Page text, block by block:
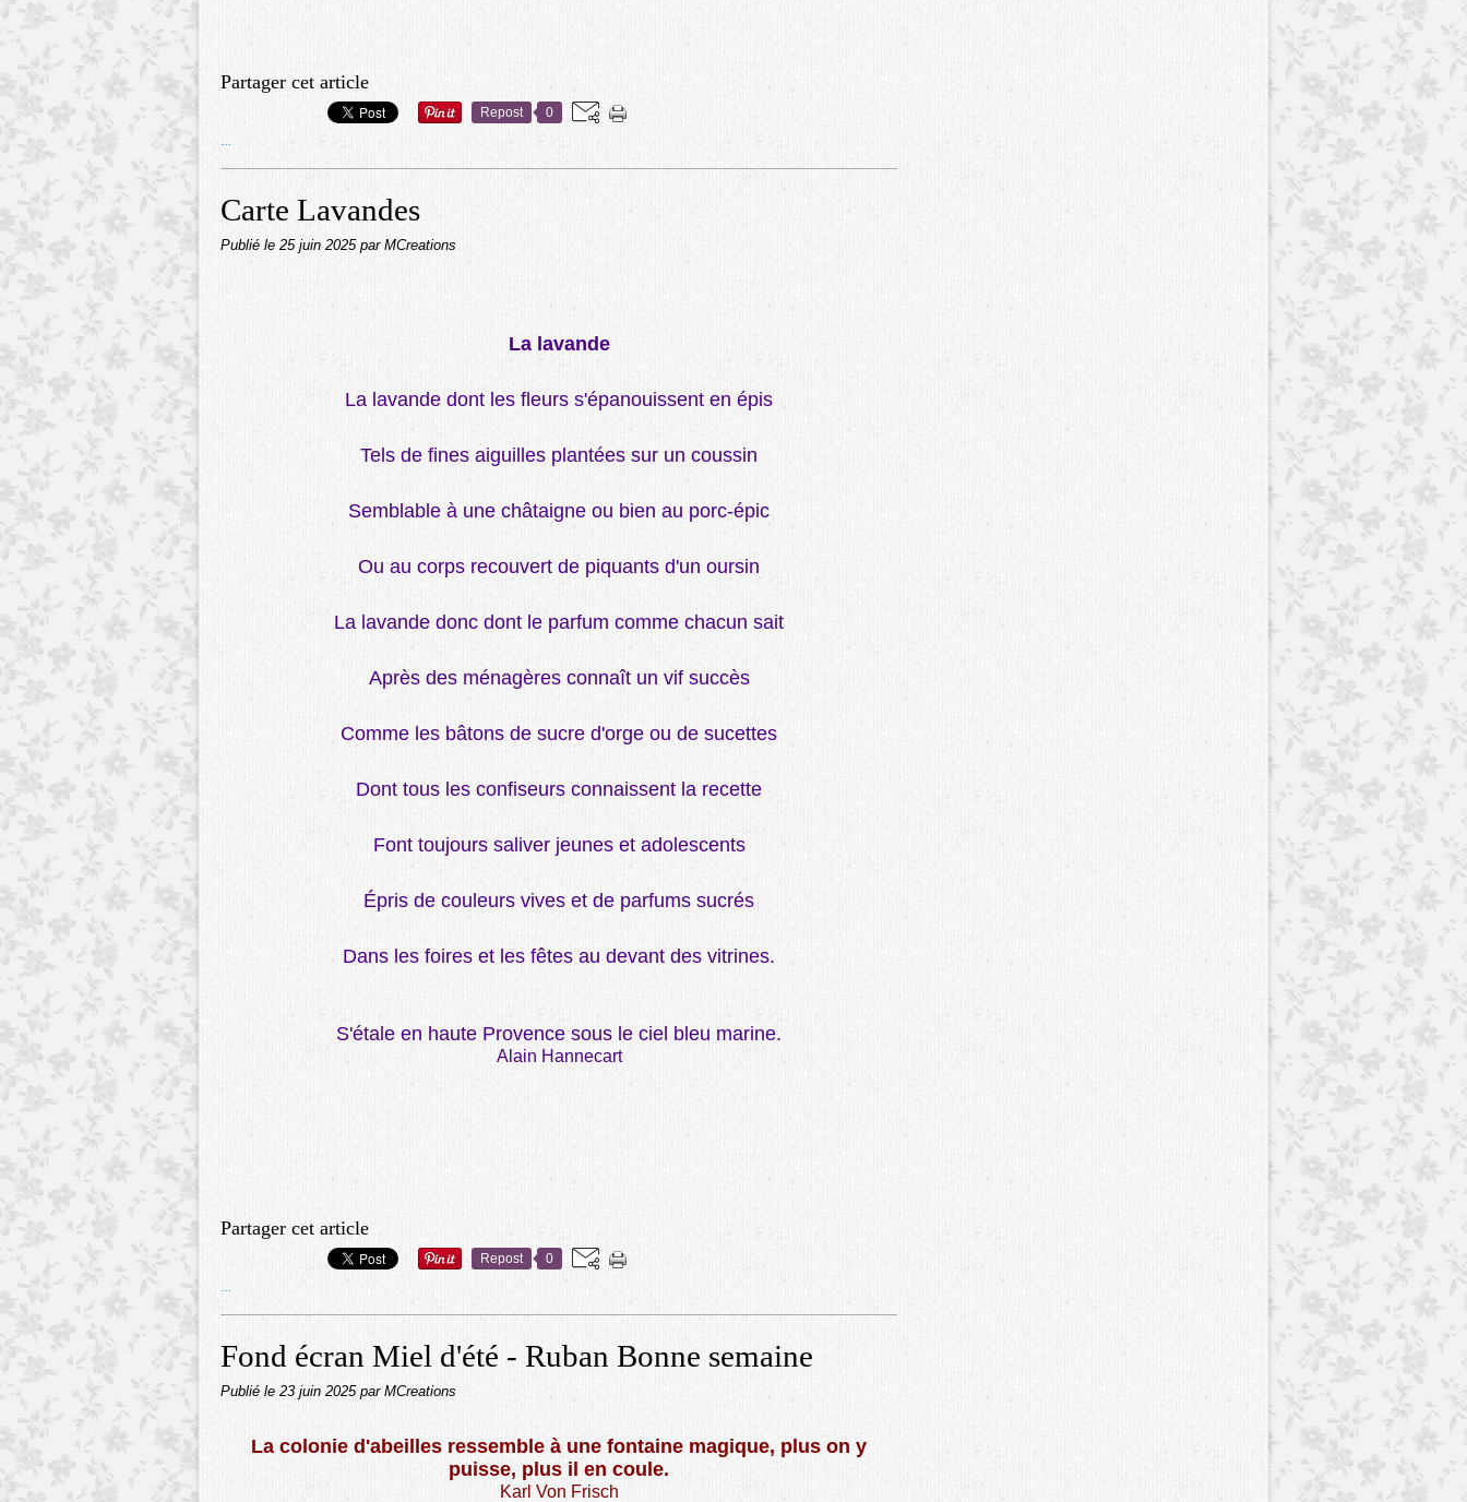
Partager cet article
Repost 0
Carte Lavandes
Publié le 25 juin 2025 par MCreations
La lavande
La lavande dont les fleurs s'épanouissent en épis
Tels de fines aiguilles plantées sur un coussin
Semblable à une châtaigne ou bien au porc-épic
Ou au corps recouvert de piquants d'un oursin
La lavande donc dont le parfum comme chacun sait
Après des ménagères connaît un vif succès
Comme les bâtons de sucre d'orge ou de sucettes
Dont tous les confiseurs connaissent la recette
Font toujours saliver jeunes et adolescents
Épris de couleurs vives et de parfums sucrés
Dans les foires et les fêtes au devant des vitrines.
S'étale en haute Provence sous le ciel bleu marine.
Alain Hannecart
Partager cet article
Repost 0
Fond écran Miel d'été - Ruban Bonne semaine
Publié le 23 juin 2025 par MCreations
La colonie d'abeilles ressemble à une fontaine magique, plus on y
puisse, plus il en coule.
Karl Von Frisch